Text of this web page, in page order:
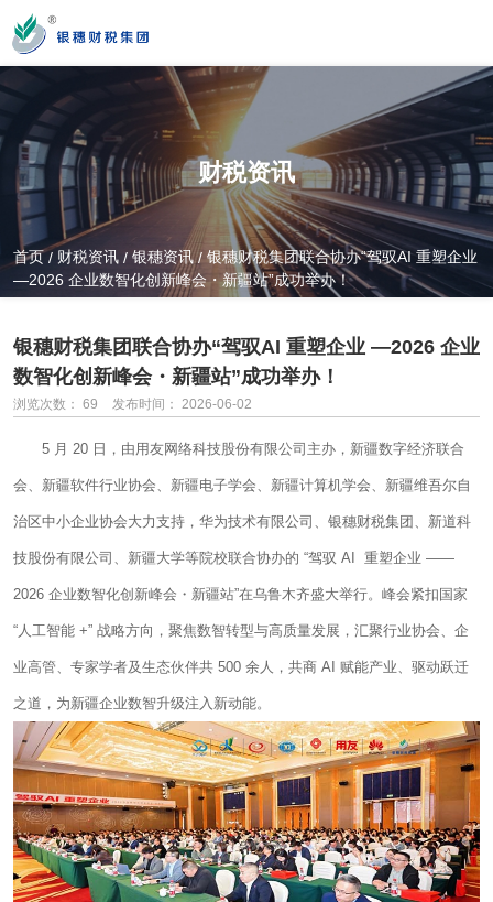
您好！新疆银穗财税服务集团股份有限公司官方网站！
营业时间
MON-SAT 10：00-19：00
新疆乌市新医路89号新星大厦14楼
财税资讯
首页/ 财税资讯 / 银穗资讯 / 银穗财税集团联合协办“驾驭AI 重塑企业
—2026 企业数智化创新峰会・新疆站”成功举办！
银穗财税集团联合协办“驾驭AI 重塑企业 —2026 企业
数智化创新峰会・新疆站”成功举办！
浏览次数： 69 发布时间： 2026-06-02
5 月 20 日，由用友网络科技股份有限公司主办，新疆数字经济联合
会、新疆软件行业协会、新疆电子学会、新疆计算机学会、新疆维吾尔自
治区中小企业协会大力支持，华为技术有限公司、银穗财税集团、新道科
技股份有限公司、新疆大学等院校联合协办的 “驾驭 AI 重塑企业 ——
2026 企业数智化创新峰会・新疆站”在乌鲁木齐盛大举行。峰会紧扣国家
“人工智能 +” 战略方向，聚焦数智转型与高质量发展，汇聚行业协会、企
业高管、专家学者及生态伙伴共 500 余人，共商 AI 赋能产业、驱动跃迁
之道，为新疆企业数智升级注入新动能。